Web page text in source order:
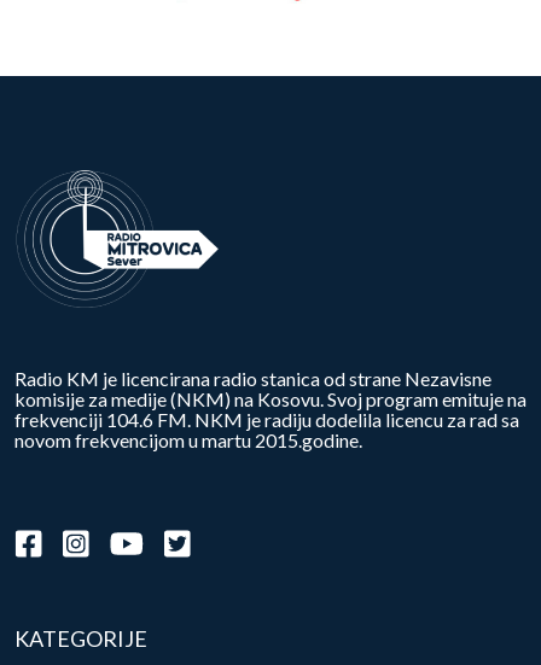
Radio KM je licencirana radio stanica od strane Nezavisne
komisije za medije (NKM) na Kosovu. Svoj program emituje na
frekvenciji 104.6 FM. NKM je radiju dodelila licencu za rad sa
novom frekvencijom u martu 2015.godine.
KATEGORIJE